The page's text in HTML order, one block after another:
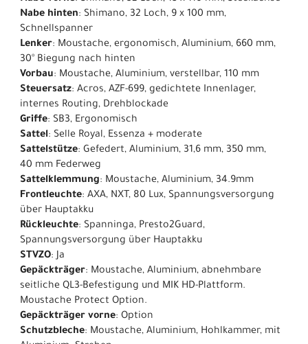
Nabe hinten: Shimano, 32 Loch, 9 x 100 mm,
Schnellspanner
Lenker: Moustache, ergonomisch, Aluminium, 660 mm,
30° Biegung nach hinten
Vorbau: Moustache, Aluminium, verstellbar, 110 mm
Steuersatz: Acros, AZF-699, gedichtete Innenlager,
internes Routing, Drehblockade
Griffe: SB3, Ergonomisch
Sattel: Selle Royal, Essenza + moderate
Sattelstütze: Gefedert, Aluminium, 31,6 mm, 350 mm,
40 mm Federweg
Sattelklemmung: Moustache, Aluminium, 34.9mm
Frontleuchte: AXA, NXT, 80 Lux, Spannungsversorgung
über Hauptakku
Rückleuchte: Spanninga, Presto2Guard,
Spannungsversorgung über Hauptakku
STVZO: Ja
Gepäckträger: Moustache, Aluminium, abnehmbare
seitliche QL3-Befestigung und MIK HD-Plattform.
Moustache Protect Option.
Gepäckträger vorne: Option
Schutzbleche: Moustache, Aluminium, Hohlkammer, mit